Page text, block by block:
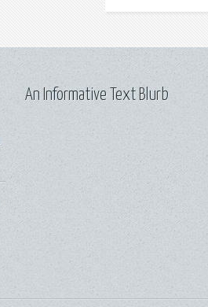
An Informative Text Blurb